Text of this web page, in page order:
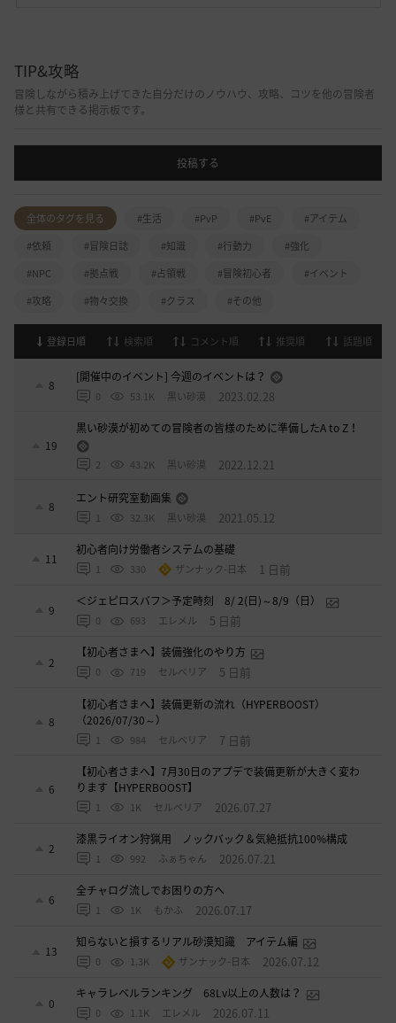
TIP&攻略
冒険しながら積み上げてきた自分だけのノウハウ、攻略、コツを他の冒険者
様と共有できる掲示板です。
投稿する
全体のタグを見る #生活 #PvP #PvE
#アイテム
#依頼
#冒険日誌 #知識 #行動力
#強化
#NPC
#拠点戦 #占領戦 #冒険初心者
#イベント
#攻略
#物々交換 #クラス #その他
登録日順 検索順 コメント順 推奨順 話題順
8
[開催中のイベント] 今週のイベントは？
0 53.1K 黒い砂漠 2023.02.28
19
黒い砂漠が初めての冒険者の皆様のために準備したA to Z！
2 43.2K 黒い砂漠 2022.12.21
8
エント研究室動画集
1 32.3K 黒い砂漠 2021.05.12
11
初心者向け労働者システムの基礎
1 330 ザンナック-日本 1 日前
9
＜ジェピロスバフ＞予定時刻 8/ 2(日)～8/9（日）
0 693 エレメル 5 日前
2
【初心者さまへ】装備強化のやり方
0 719 セルベリア 5 日前
8
【初心者さまへ】装備更新の流れ（HYPERBOOST）
（2026/07/30～）
1 984 セルベリア 7 日前
6
【初心者さまへ】7月30日のアプデで装備更新が大きく変わ
ります【HYPERBOOST】
1 1K セルベリア 2026.07.27
2
漆黒ライオン狩猟用 ノックバック＆気絶抵抗100%構成
1 992 ふぁちゃん 2026.07.21
6
全チャログ流しでお困りの方へ
1 1K もかふ 2026.07.17
13
知らないと損するリアル砂漠知識 アイテム編
0 1.3K ザンナック-日本 2026.07.12
0
キャラレベルランキング 68Lv以上の人数は？
0 1.1K エレメル 2026.07.11